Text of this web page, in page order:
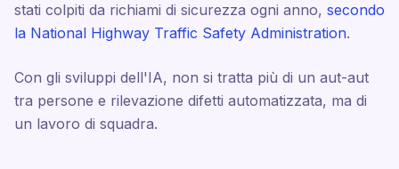
stati colpiti da richiami di sicurezza ogni anno, secondo
la National Highway Traffic Safety Administration.
Con gli sviluppi dell'IA, non si tratta più di un aut-aut
tra persone e rilevazione difetti automatizzata, ma di
un lavoro di squadra.